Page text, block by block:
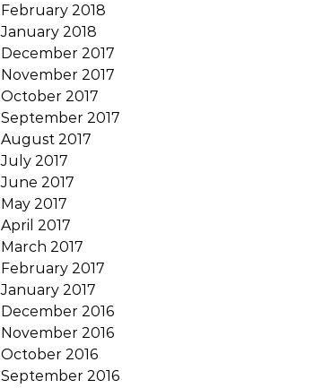
February 2018
January 2018
December 2017
November 2017
October 2017
September 2017
August 2017
July 2017
June 2017
May 2017
April 2017
March 2017
February 2017
January 2017
December 2016
November 2016
October 2016
September 2016